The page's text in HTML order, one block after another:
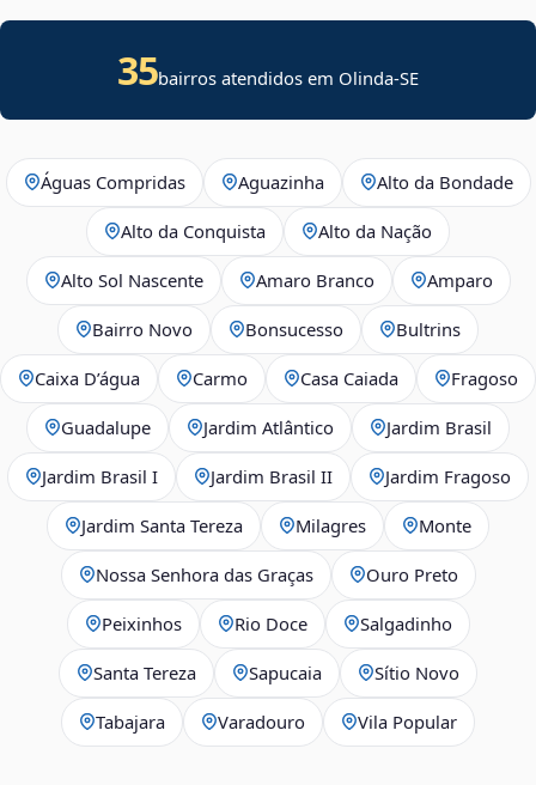
35bairros atendidos em Olinda-SE
Águas Compridas Aguazinha Alto da Bondade
Alto da Conquista Alto da Nação
Alto Sol Nascente Amaro Branco Amparo
Bairro Novo Bonsucesso Bultrins
Caixa D’água Carmo Casa Caiada Fragoso
Guadalupe Jardim Atlântico Jardim Brasil
Jardim Brasil I Jardim Brasil II Jardim Fragoso
Jardim Santa Tereza Milagres Monte
Nossa Senhora das Graças Ouro Preto
Peixinhos Rio Doce Salgadinho
Santa Tereza Sapucaia Sítio Novo
Tabajara Varadouro Vila Popular